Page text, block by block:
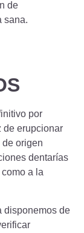
de
sana.
por
de erupcionar
de origen
dentarías
a la
disponemos de